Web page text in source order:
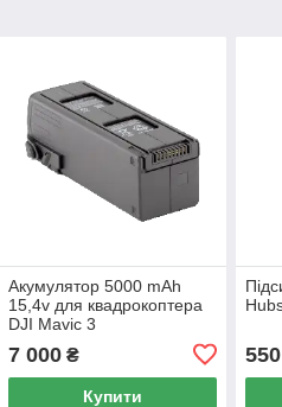
Акумулятор 5000 mAh
15,4v для квадрокоптера
DJI Mavic 3
7 000₴
Купити
550